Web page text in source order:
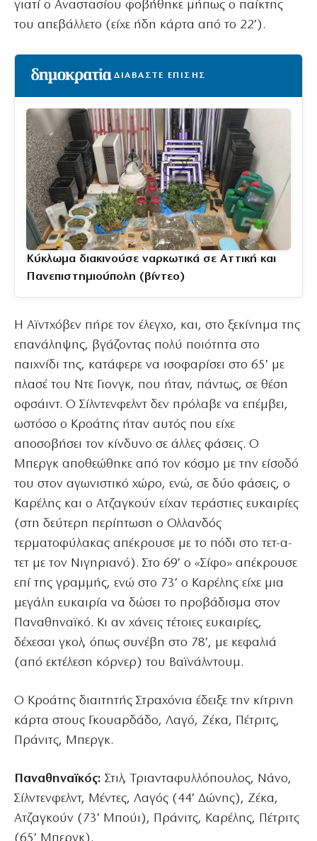
γιατί ο Αναστασίου φοβήθηκε μήπως ο παίκτης
του απεβάλλετο (είχε ήδη κάρτα από το 22′).
ΔΙΑΒΑΣΤΕ ΕΠΙΣΗΣ
Κύκλωμα διακινούσε ναρκωτικά σε Αττική και
Πανεπιστημιούπολη (βίντεο)
Η Αϊντχόβεν πήρε τον έλεγχο, και, στο ξεκίνημα της
επανάληψης, βγάζοντας πολύ ποιότητα στο
παιχνίδι της, κατάφερε να ισοφαρίσει στο 65′ με
πλασέ του Ντε Γιονγκ, που ήταν, πάντως, σε θέση
οφσάιντ. Ο Σίλντενφελντ δεν πρόλαβε να επέμβει,
ωστόσο ο Κροάτης ήταν αυτός που είχε
αποσοβήσει τον κίνδυνο σε άλλες φάσεις. Ο
Μπεργκ αποθεώθηκε από τον κόσμο με την είσοδό
του στον αγωνιστικό χώρο, ενώ, σε δύο φάσεις, ο
Καρέλης και ο Ατζαγκούν είχαν τεράστιες ευκαιρίες
(στη δεύτερη περίπτωση ο Ολλανδός
τερματοφύλακας απέκρουσε με το πόδι στο τετ-α-
τετ με τον Νιγηριανό). Στο 69′ ο «Σίφο» απέκρουσε
επί της γραμμής, ενώ στο 73′ ο Καρέλης είχε μια
μεγάλη ευκαιρία να δώσει το προβάδισμα στον
Παναθηναϊκό. Κι αν χάνεις τέτοιες ευκαιρίες,
δέχεσαι γκολ, όπως συνέβη στο 78′, με κεφαλιά
(από εκτέλεση κόρνερ) του Βαϊνάλντουμ.
Ο Κροάτης διαιτητής Στραχόνια έδειξε την κίτρινη
κάρτα στους Γκουαρδάδο, Λαγό, Ζέκα, Πέτριτς,
Πράνιτς, Μπεργκ.
Παναθηναϊκός: Στιλ, Τριανταφυλλόπουλος, Νάνο,
Σίλντενφελντ, Μέντες, Λαγός (44′ Δώνης), Ζέκα,
Ατζαγκούν (73′ Μπούι), Πράνιτς, Καρέλης, Πέτριτς